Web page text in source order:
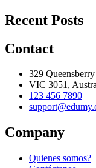
Recent Posts
Contact
329
VIC 3051,
123 456 7890
Company
Quienes somos?